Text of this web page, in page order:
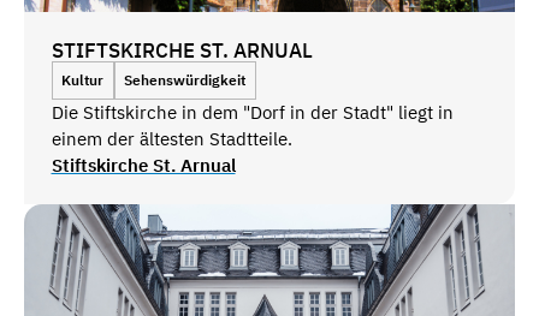
STIFTSKIRCHE ST. ARNUAL
Kultur Sehenswürdigkeit
Die Stiftskirche in dem "Dorf in der Stadt" liegt in
einem der ältesten Stadtteile.
Stiftskirche St. Arnual